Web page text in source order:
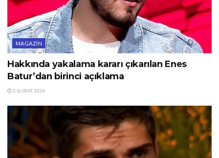
MAGAZIN
Hakkında yakalama kararı çıkarılan Enes
Batur’dan birinci açıklama
2 ŞUBAT 2026